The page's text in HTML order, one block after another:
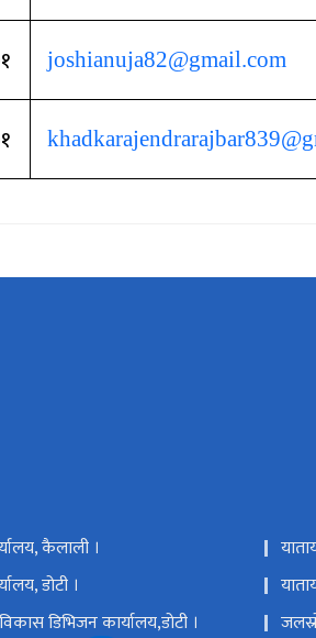
joshianuja82@gmail.com
कैलाली ।
डोटी ।
डिभिजन कार्यालय,डोटी ।